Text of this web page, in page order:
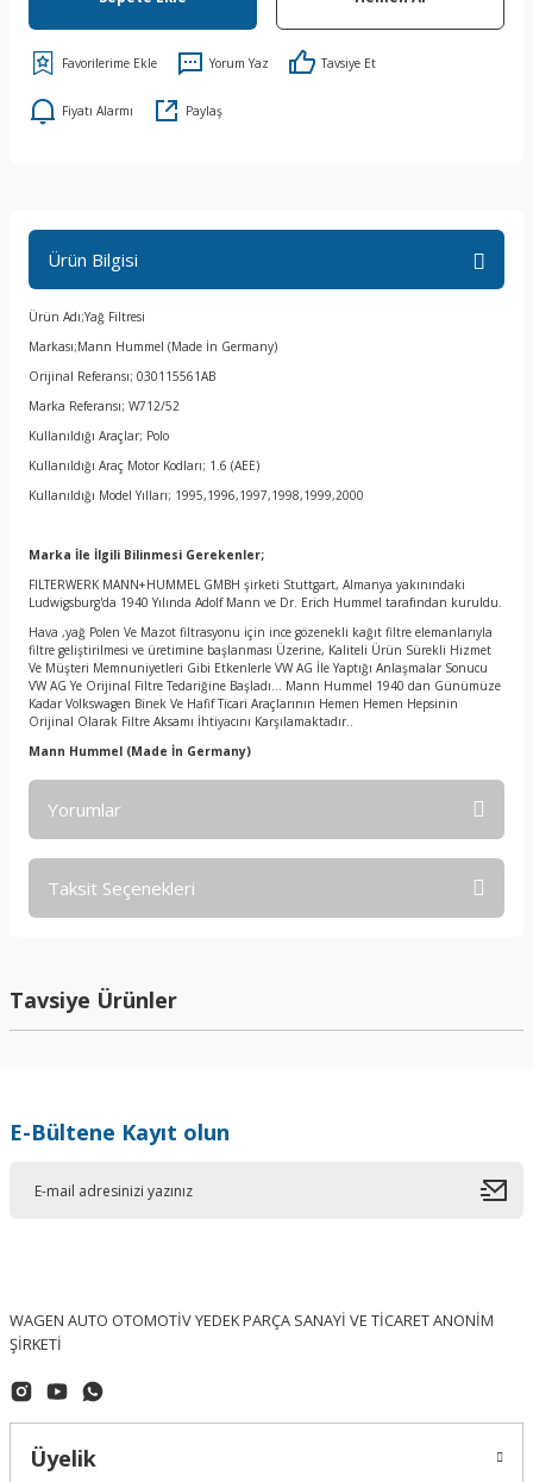
Yorum Yaz Tavsiye Et
Fiyatı Alarmı Paylaş
Ürün Bilgisi
Ürün Adı;Yağ Filtresi
Markası;Mann Hummel (Made İn Germany)
Orijinal Referansı; 030115561AB
Marka Referansı; W712/52
Kullanıldığı Araçlar; Polo
Kullanıldığı Araç Motor Kodları; 1.6 (AEE)
Kullanıldığı Model Yılları; 1995,1996,1997,1998,1999,2000
Marka İle İlgili Bilinmesi Gerekenler;
FILTERWERK MANN+HUMMEL GMBH şirketi Stuttgart, Almanya yakınındaki
Ludwigsburg'da 1940 Yılında Adolf Mann ve Dr. Erich Hummel tarafından kuruldu.
Hava ,yağ Polen Ve Mazot filtrasyonu için ince gözenekli kağıt filtre elemanlarıyla
filtre geliştirilmesi ve üretimine başlanması Üzerine, Kaliteli Ürün Sürekli Hizmet
Ve Müşteri Memnuniyetleri Gibi Etkenlerle VW AG İle Yaptığı Anlaşmalar Sonucu
VW AG Ye Orijinal Filtre Tedariğine Başladı… Mann Hummel 1940 dan Günümüze
Kadar Volkswagen Binek Ve Hafif Ticari Araçlarının Hemen Hemen Hepsinin
Orijinal Olarak Filtre Aksamı İhtiyacını Karşılamaktadır..
Mann Hummel (Made İn Germany)
Yorumlar
Taksit Seçenekleri
Tavsiye Ürünler
E-Bültene Kayıt olun
WAGEN AUTO OTOMOTİV YEDEK PARÇA SANAYİ VE TİCARET ANONİM
ŞİRKETİ
Üyelik